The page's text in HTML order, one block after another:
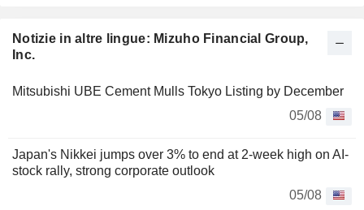
Notizie in altre lingue: Mizuho Financial Group,
Inc.
Mitsubishi UBE Cement Mulls Tokyo Listing by December
05/08
Japan's Nikkei jumps over 3% to end at 2-week high on AI-
stock rally, strong corporate outlook
05/08